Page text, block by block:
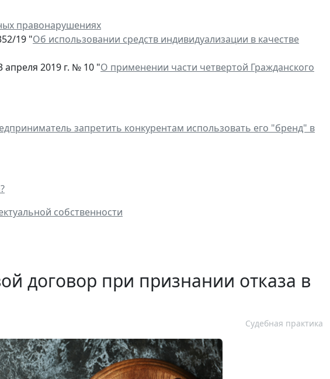
правонарушениях
19 "Об использовании средств индивидуализации в качестве
2019 г. № 10 "О применении части четвертой Гражданского
запретить конкурентам использовать его "бренд" в
собственности
договор при признании отказа в
Судебная практика